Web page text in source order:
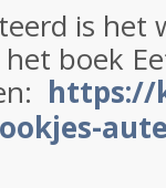
is het
boek
https://